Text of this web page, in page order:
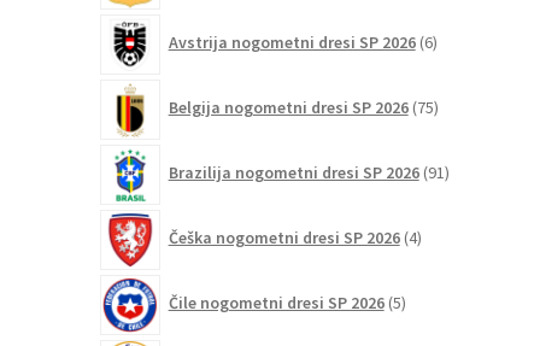
Avstrija nogometni dresi SP 2026 6izdelkov
Belgija nogometni dresi SP 2026 75izdelkov
Brazilija nogometni dresi SP 2026 91izdelkov
Češka nogometni dresi SP 2026 4izdelki
Čile nogometni dresi SP 2026 5izdelkov